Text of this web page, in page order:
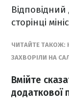
сторінці
ЧИТАЙТЕ ТАКОЖ:
ЗАХВОРІЛИ НА
Вмійте
додаткової